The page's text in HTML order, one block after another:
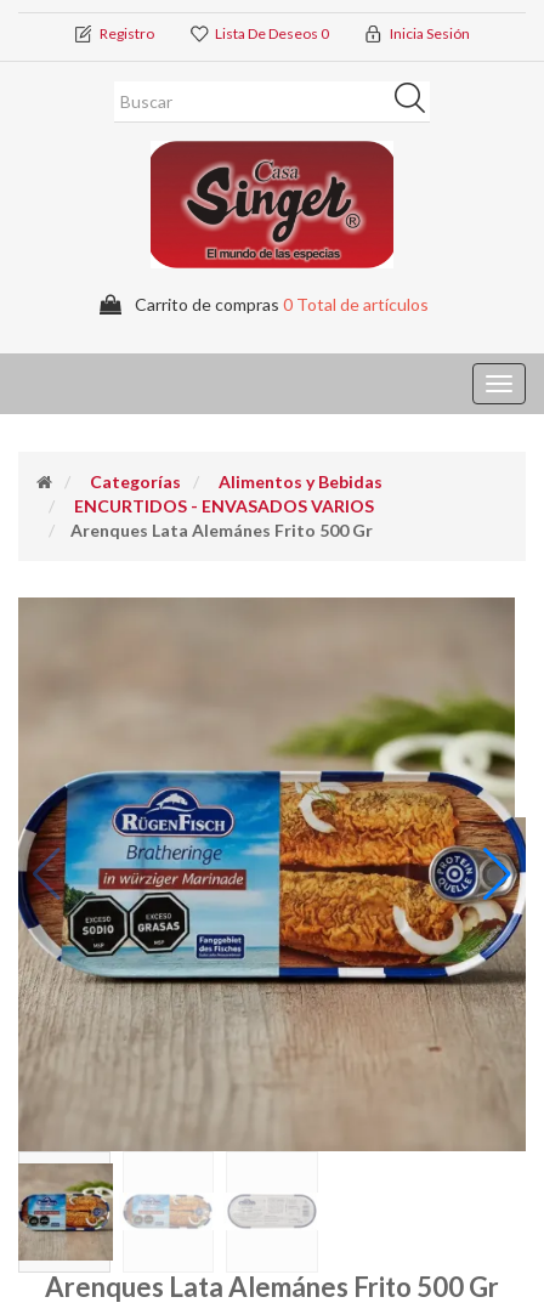
Registro Lista De Deseos 0 Inicia Sesión
Carrito de compras 0 Total de artículos
Categorías
Alimentos y Bebidas
ENCURTIDOS - ENVASADOS VARIOS
Arenques Lata Alemánes Frito 500 Gr
Arenques Lata Alemánes Frito 500 Gr